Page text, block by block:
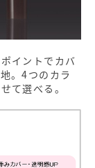
イントでカバ
。4つのカラ
て選べる。